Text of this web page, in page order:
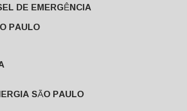
DE EMERGÊNCIA
PAULO
SÃO PAULO